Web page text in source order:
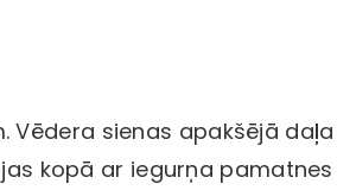
Vēdera sienas apakšējā daļa
kopā ar iegurņa pamatnes